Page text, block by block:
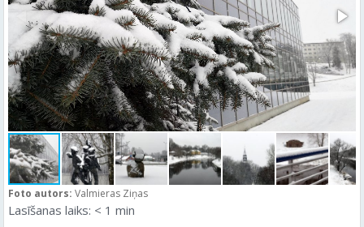
Foto autors: Valmieras Ziņas
Lasīšanas laiks: < 1 min